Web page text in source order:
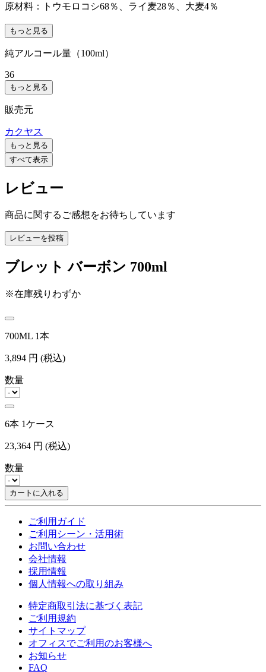
原材料：トウモロコシ68％、ライ麦28％、大麦4％
もっと見る
純アルコール量（100ml）
36
もっと見る
販売元
カクヤス
もっと見る
すべて表示
レビュー
商品に関するご感想をお待ちしています
レビューを投稿
ブレット バーボン 700ml
※在庫残りわずか
700ML 1本
3,894 円 (税込)
数量
6本 1ケース
23,364 円 (税込)
数量
カートに入れる
ご利用ガイド
ご利用シーン・活用術
お問い合わせ
会社情報
採用情報
個人情報への取り組み
特定商取引法に基づく表記
ご利用規約
サイトマップ
オフィスでご利用のお客様へ
お知らせ
FAQ